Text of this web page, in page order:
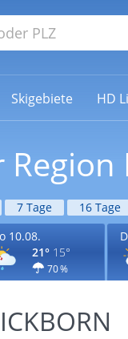
Skigebiete HD
7 Tage 16 Tage
10.08.
21° 15°
70 %